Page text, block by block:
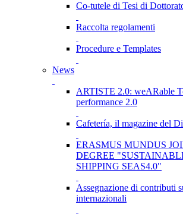
Co-tutele di Tesi di
Raccolta regolamenti
Procedure e Templates
News
ARTISTE 2.0: weARable
performance 2.0
Cafetería, il magazine del
ERASMUS MUNDUS
DEGREE
SHIPPING SEAS4.0"
Assegnazione di contributi
internazionali